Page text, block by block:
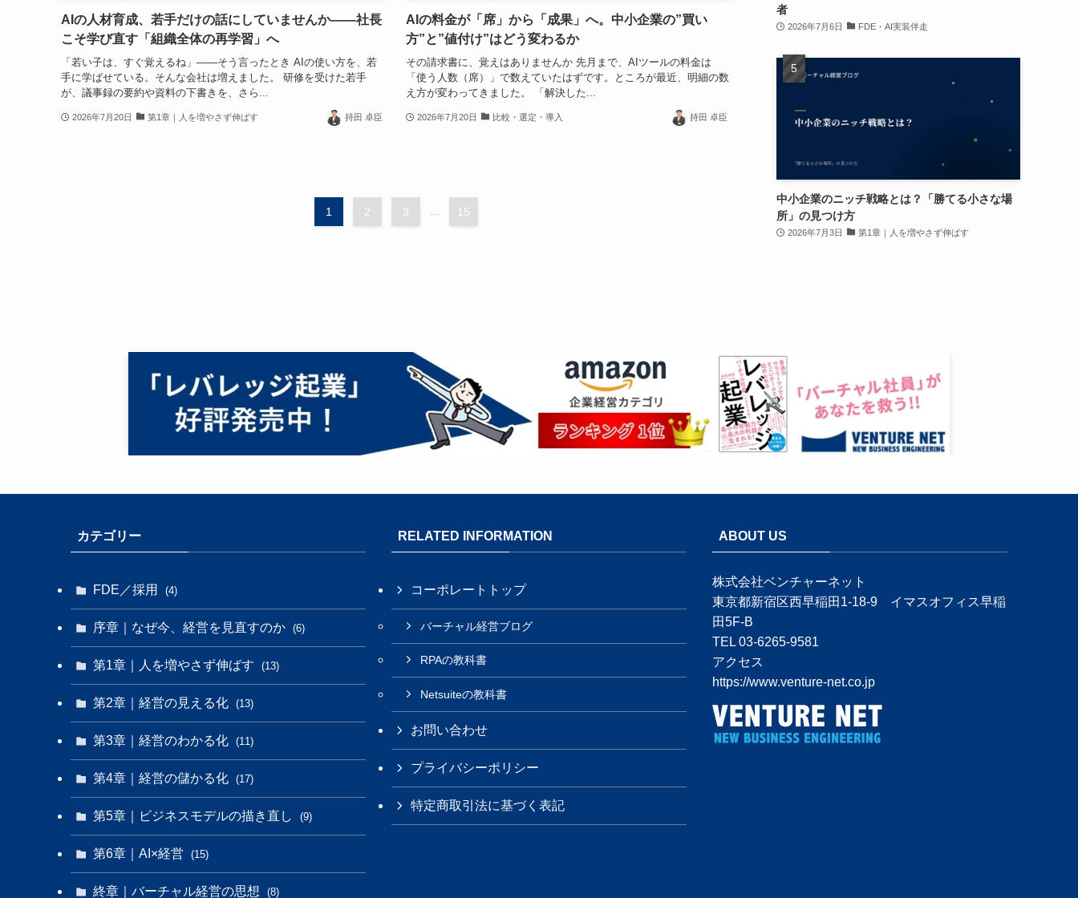
AIの人材育成、若手だけの話にしていませんか——社長
こそ学び直す「組織全体の再学習」へ
「若い子は、すぐ覚えるね」——そう言ったとき AIの使い方を、若
手に学ばせている。そんな会社は増えました。 研修を受けた若手
が、議事録の要約や資料の下書きを、さら...
2026年7月20日 第1章｜人を増やさず伸ばす 持田 卓臣
AIの料金が「席」から「成果」へ。中小企業の”買い
方”と”値付け”はどう変わるか
その請求書に、覚えはありませんか 先月まで、AIツールの料金は
「使う人数（席）」で数えていたはずです。ところが最近、明細の数
え方が変わってきました。 「解決した...
2026年7月20日 比較・選定・導入 持田 卓臣
1 2 3 15
者
2026年7月6日 FDE・AI実装伴走
中小企業のニッチ戦略とは？「勝てる小さな場
所」の見つけ方
2026年7月3日 第1章｜人を増やさず伸ばす
カテゴリー
FDE／採用 (4)
序章｜なぜ今、経営を見直すのか (6)
第1章｜人を増やさず伸ばす (13)
第2章｜経営の見える化 (13)
第3章｜経営のわかる化 (11)
第4章｜経営の儲かる化 (17)
第5章｜ビジネスモデルの描き直し (9)
第6章｜AI×経営 (15)
終章｜バーチャル経営の思想 (8)
RELATED INFORMATION
コーポレートトップ
バーチャル経営ブログ
RPAの教科書
Netsuiteの教科書
お問い合わせ
プライバシーポリシー
特定商取引法に基づく表記
ABOUT US
株式会社ベンチャーネット
東京都新宿区西早稲田1-18-9 イマスオフィス早稲
田5F-B
TEL 03-6265-9581
アクセス
https://www.venture-net.co.jp